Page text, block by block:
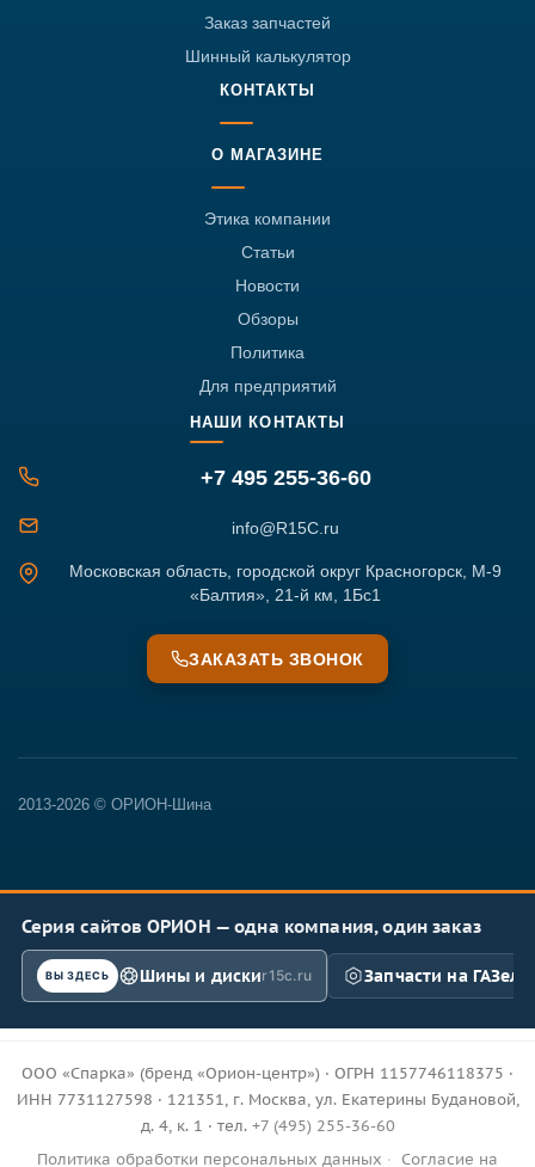
Заказ запчастей
Шинный калькулятор
КОНТАКТЫ
О МАГАЗИНЕ
Этика компании
Статьи
Новости
Обзоры
Политика
Для предприятий
НАШИ КОНТАКТЫ
+7 495 255-36-60
info@R15C.ru
Московская область, городской округ Красногорск, М-9
«Балтия», 21-й км, 1Бс1
ЗАКАЗАТЬ ЗВОНОК
2013-2026 © ОРИОН-Шина
Серия сайтов ОРИОН — одна компания, один заказ
ВЫ ЗДЕСЬ Шины и дискиr15c.ru Запчасти на ГАЗель
ООО «Спарка» (бренд «Орион-центр») · ОГРН 1157746118375 ·
ИНН 7731127598 · 121351, г. Москва, ул. Екатерины Будановой,
д. 4, к. 1 · тел. +7 (495) 255-36-60
Политика обработки персональных данных · Согласие на